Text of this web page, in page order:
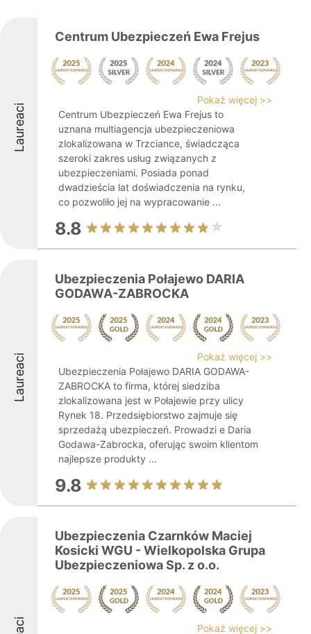
Laureaci
Centrum Ubezpieczeń Ewa Frejus
Pokaż więcej >>
Centrum Ubezpieczeń Ewa Frejus to
uznana multiagencja ubezpieczeniowa
zlokalizowana w Trzciance, świadcząca
szeroki zakres usług związanych z
ubezpieczeniami. Posiada ponad
dwadzieścia lat doświadczenia na rynku,
co pozwoliło jej na wypracowanie ...
8.8
Laureaci
Ubezpieczenia Połajewo DARIA
GODAWA-ZABROCKA
Pokaż więcej >>
Ubezpieczenia Połajewo DARIA GODAWA-
ZABROCKA to firma, której siedziba
zlokalizowana jest w Połajewie przy ulicy
Rynek 18. Przedsiębiorstwo zajmuje się
sprzedażą ubezpieczeń. Prowadzi e Daria
Godawa-Zabrocka, oferując swoim klientom
najlepsze produkty ...
9.8
Ubezpieczenia Czarnków Maciej
Kosicki WGU - Wielkopolska Grupa
Ubezpieczeniowa Sp. z o.o.
Pokaż więcej >>